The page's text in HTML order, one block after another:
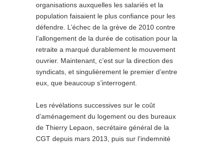
organisations auxquelles les salariés et la
population faisaient le plus confiance pour les
défendre. L’échec de la grève de 2010 contre
l’allongement de la durée de cotisation pour la
retraite a marqué durablement le mouvement
ouvrier. Maintenant, c’est sur la direction des
syndicats, et singulièrement le premier d’entre
eux, que beaucoup s’interrogent.
Les révélations successives sur le coût
d’aménagement du logement ou des bureaux
de Thierry Lepaon, secrétaire général de la
CGT depuis mars 2013, puis sur l’indemnité